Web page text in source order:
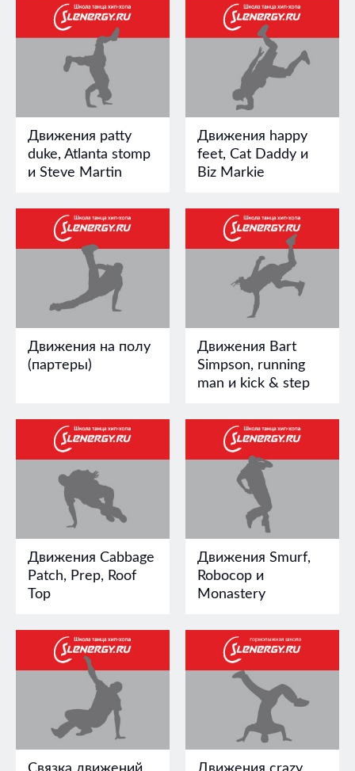
Движения patty
duke, Atlanta stomp
и Steve Martin
Движения happy
feet, Cat Daddy и
Biz Markie
Движения на полу
(партеры)
Движения Bart
Simpson, running
man и kick & step
Движения Cabbage
Patch, Prep, Roof
Top
Движения Smurf,
Robocop и
Monastery